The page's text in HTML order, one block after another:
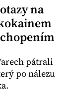
na
pátrali
po nálezu